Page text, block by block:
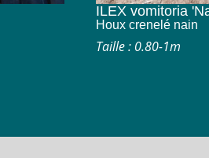
ILEX vomitoria
Houx crenelé nain
Taille : 0.80-1m